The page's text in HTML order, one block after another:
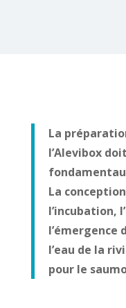
La
l’Alevibox
La
l’incubation,
l’émergence
l’eau de la
pour le